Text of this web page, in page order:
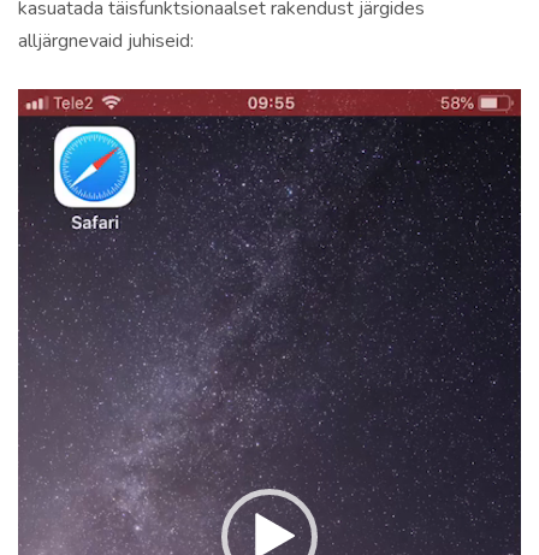
kasuatada täisfunktsionaalset rakendust järgides
alljärgnevaid juhiseid:
Videoesitaja